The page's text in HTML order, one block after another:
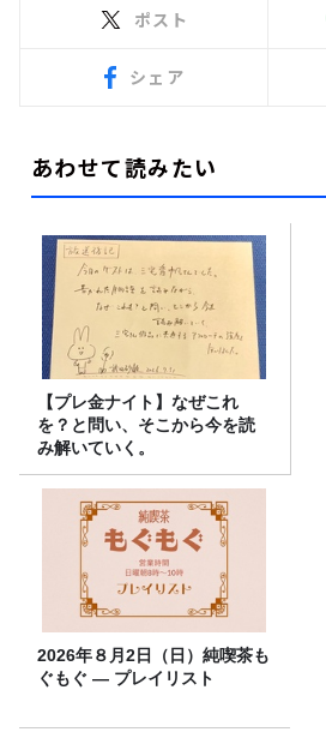
ポスト
シェア
あわせて読みたい
【プレ金ナイト】なぜこれ
を？と問い、そこから今を読
み解いていく。
2026年８月2日（日）純喫茶も
ぐもぐ ― プレイリスト